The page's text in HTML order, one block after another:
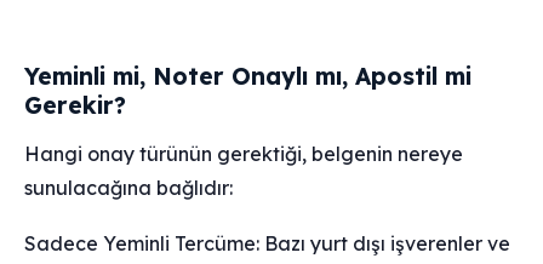
Yeminli mi, Noter Onaylı mı, Apostil mi
Gerekir?
Hangi onay türünün gerektiği, belgenin nereye
sunulacağına bağlıdır:
Sadece Yeminli Tercüme: Bazı yurt dışı işverenler ve